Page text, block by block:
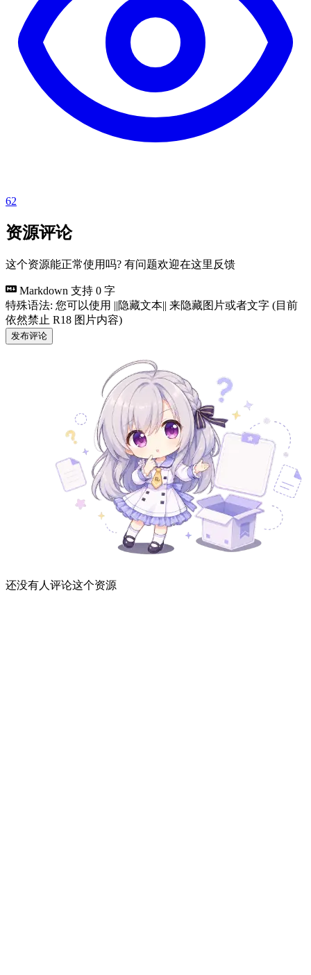
62
资源评论
这个资源能正常使用吗? 有问题欢迎在这里反馈
Markdown 支持 0 字
特殊语法: 您可以使用 ||隐藏文本|| 来隐藏图片或者文字 (目前
依然禁止 R18 图片内容)
发布评论
还没有人评论这个资源